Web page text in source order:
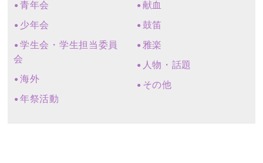
青年会
少年会
学生会・学生担当委員
会
海外
年祭活動
献血
鼓笛
雅楽
人物・話題
その他